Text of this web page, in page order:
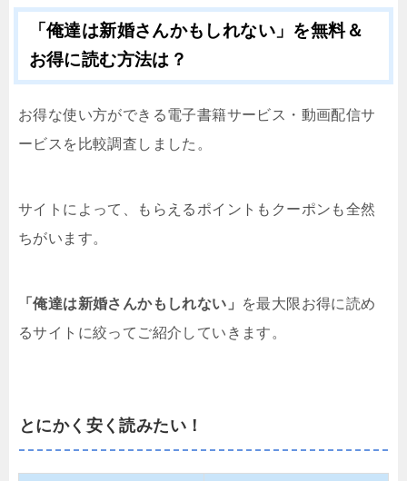
「俺達は新婚さんかもしれない」を無料＆
お得に読む方法は？
お得な使い方ができる電子書籍サービス・動画配信サ
ービスを比較調査しました。
サイトによって、もらえるポイントもクーポンも全然
ちがいます。
「俺達は新婚さんかもしれない」
を最大限お得に読め
るサイトに絞ってご紹介していきます。
とにかく安く読みたい！